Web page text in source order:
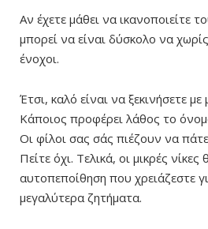
Αν έχετε μάθει να ικανοποιείτε
μπορεί να είναι δύσκολο να
ένοχοι.
Έτσι, καλό είναι να ξεκινήσετε
Κάποιος προφέρει λάθος το
Οι φίλοι σας σάς πιέζουν να
Πείτε όχι. Τελικά, οι μικρές
αυτοπεποίθηση που χρειάζεστε
μεγαλύτερα ζητήματα.